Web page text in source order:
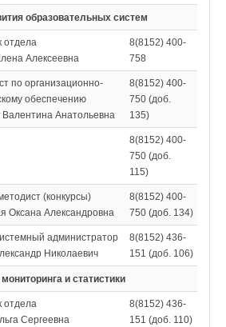
образовательных систем
отдела
Алексеевна
8(8152) 400-
758
по организационно-
обеспечению
Валентина Анатольевна
8(8152) 400-
750 (доб.
135)
8(8152) 400-
750 (доб.
115)
(конкурсы)
Оксана Александровна
8(8152) 400-
750 (доб. 134)
администратор
Николаевич
8(8152) 436-
151 (доб. 106)
и статистики
отдела
Сергеевна
8(8152) 436-
151 (доб. 110)